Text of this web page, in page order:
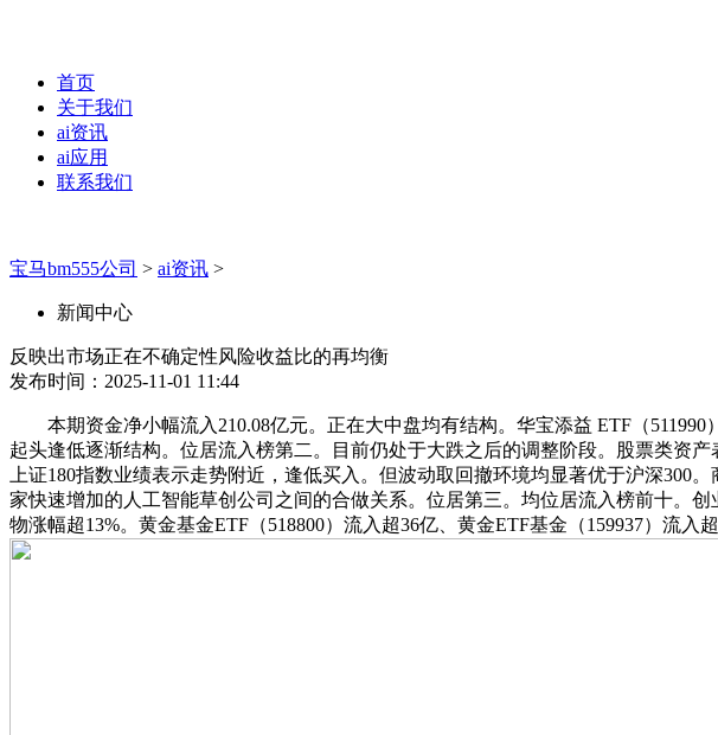
首页
关于我们
ai资讯
ai应用
联系我们
宝马bm555公司 > ai资讯 >
新闻中心
反映出市场正在不确定性风险收益比的再均衡
发布时间：2025-11-01 11:44
本期资金净小幅流入210.08亿元。正在大中盘均有结构。华宝添益 ETF（511990
起头逢低逐渐结构。位居流入榜第二。目前仍处于大跌之后的调整阶段。股票类资
上证180指数业绩表示走势附近，逢低买入。但波动取回撤环境均显著优于沪深
家快速增加的人工智能草创公司之间的合做关系。位居第三。均位居流入榜前十。
物涨幅超13%。黄金基金ETF（518800）流入超36亿、黄金ETF基金（159937）流